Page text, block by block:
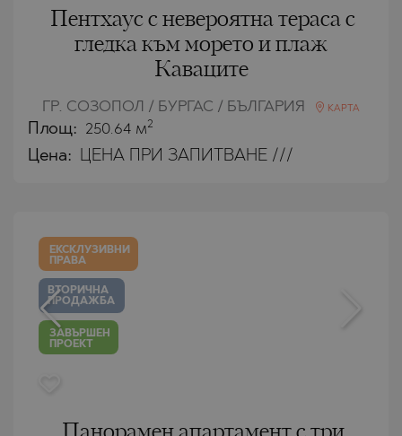
Пентхаус с невероятна тераса с
гледка към морето и плаж
Каваците
ГР. СОЗОПОЛ / БУРГАС / БЪЛГАРИЯ КАРТА
Площ: 250.64 м2
Цена: ЦЕНА ПРИ ЗАПИТВАНЕ ///
ЕКСКЛУЗИВНИ
ПРАВА
ВТОРИЧНА
ПРОДАЖБА
ЗАВЪРШЕН
ПРОЕКТ